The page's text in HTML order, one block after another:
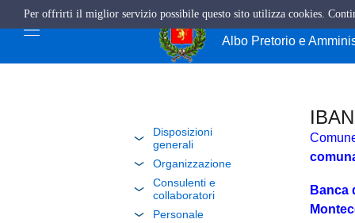
Comune di
Albo Pretorio e
Disposizioni
generali
Organizzazione
Consulenti e
collaboratori
Personale
Banca
Per offrirti il miglior servizio possibile questo sito utilizza cookies.